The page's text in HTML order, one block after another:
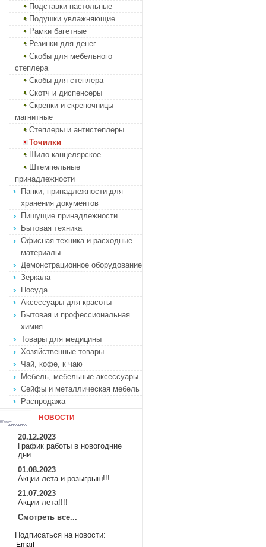
Подставки настольные
Подушки увлажняющие
Рамки багетные
Резинки для денег
Скобы для мебельного
степлера
Скобы для степлера
Скотч и диспенсеры
Скрепки и скрепочницы
магнитные
Степлеры и антистеплеры
Точилки
Шило канцелярское
Штемпельные
принадлежности
Папки, принадлежности для
хранения документов
Пишущие принадлежности
Бытовая техника
Офисная техника и расходные
материалы
Демонстрационное оборудование
Зеркала
Посуда
Аксессуары для красоты
Бытовая и профессиональная
химия
Товары для медицины
Хозяйственные товары
Чай, кофе, к чаю
Мебель, мебельные аксессуары
Сейфы и металлическая мебель
Распродажа
НОВОСТИ
20.12.2023
График работы в новогодние
дни
01.08.2023
Акции лета и розыгрыш!!!
21.07.2023
Акции лета!!!!
Смотреть все...
Подписаться на новости: